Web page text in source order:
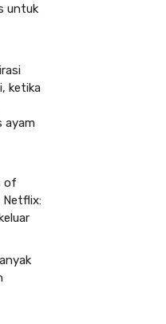
untuk
ketika
ayam
of
Netflix: